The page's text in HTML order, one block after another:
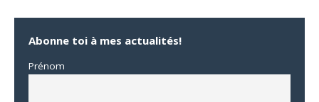
Abonne toi à mes actualités!
Prénom